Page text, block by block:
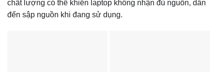
chất lượng có thể khiến laptop không nhận đủ nguồn, dẫn
đến sập nguồn khi đang sử dụng.